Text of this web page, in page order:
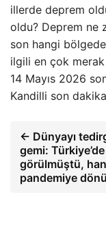
illerde deprem
oldu? Deprem ne
son hangi
ilgili en çok
14 Mayıs 2026
Kandilli son
← Dünyayı
gemi: Türkiye’de
görülmüştü,
pandemiye